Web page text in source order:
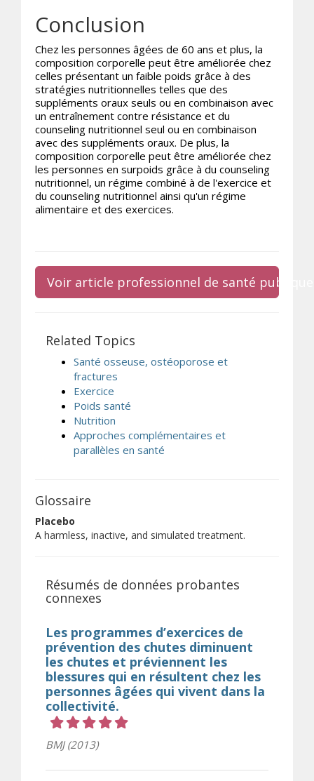
Conclusion
Chez les personnes âgées de 60 ans et plus, la
composition corporelle peut être améliorée chez
celles présentant un faible poids grâce à des
stratégies nutritionnelles telles que des
suppléments oraux seuls ou en combinaison avec
un entraînement contre résistance et du
counseling nutritionnel seul ou en combinaison
avec des suppléments oraux. De plus, la
composition corporelle peut être améliorée chez
les personnes en surpoids grâce à du counseling
nutritionnel, un régime combiné à de l'exercice et
du counseling nutritionnel ainsi qu'un régime
alimentaire et des exercices.
Voir article professionnel de santé publique
Related Topics
Santé osseuse, ostéoporose et
fractures
Exercice
Poids santé
Nutrition
Approches complémentaires et
parallèles en santé
Glossaire
Placebo
A harmless, inactive, and simulated treatment.
Résumés de données probantes
connexes
Les programmes d’exercices de
prévention des chutes diminuent
les chutes et préviennent les
blessures qui en résultent chez les
personnes âgées qui vivent dans la
collectivité.
BMJ (2013)